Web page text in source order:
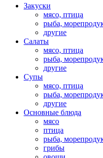
Перейти
содержимому
Закуски
мясо, птица
рыба,
другие
Салаты
мясо, птица
рыба,
другие
Супы
мясо, птица
рыба,
другие
Основные блюда
мясо
птица
рыба,
грибы